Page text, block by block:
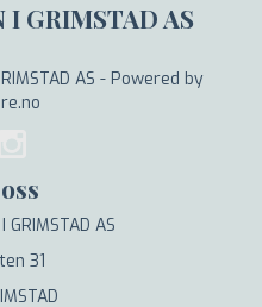
GRIMSTAD AS
AS - Powered by
GRIMSTAD AS
31